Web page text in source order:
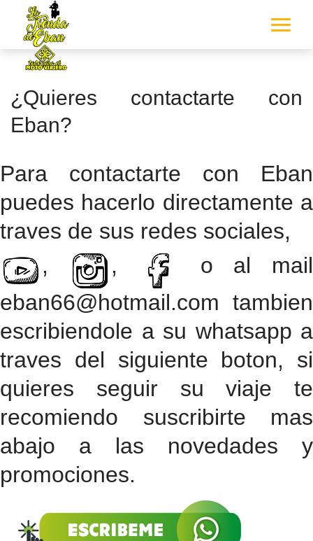
¿Quieres contactarte con
Eban?
Para contactarte con Eban
puedes hacerlo directamente a
traves de sus redes sociales,
,
,
o al mail
eban66@hotmail.com tambien
escribiendole a su whatsapp a
traves del siguiente boton, si
quieres seguir su viaje te
recomiendo suscribirte mas
abajo a las novedades y
promociones.